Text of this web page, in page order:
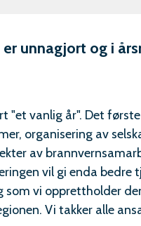
unnagjort og i
"et vanlig år". Det
organisering av
av
vil gi enda
vi opprettholder
Vi takker alle